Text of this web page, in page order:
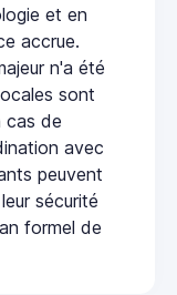
et en
accrue.
n'a été
sont
cas de
avec
peuvent
sécurité
formel de